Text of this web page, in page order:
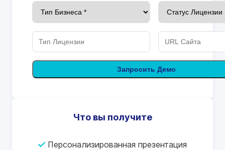
Запросить Демо
Что вы получите
Персонализированная презентация